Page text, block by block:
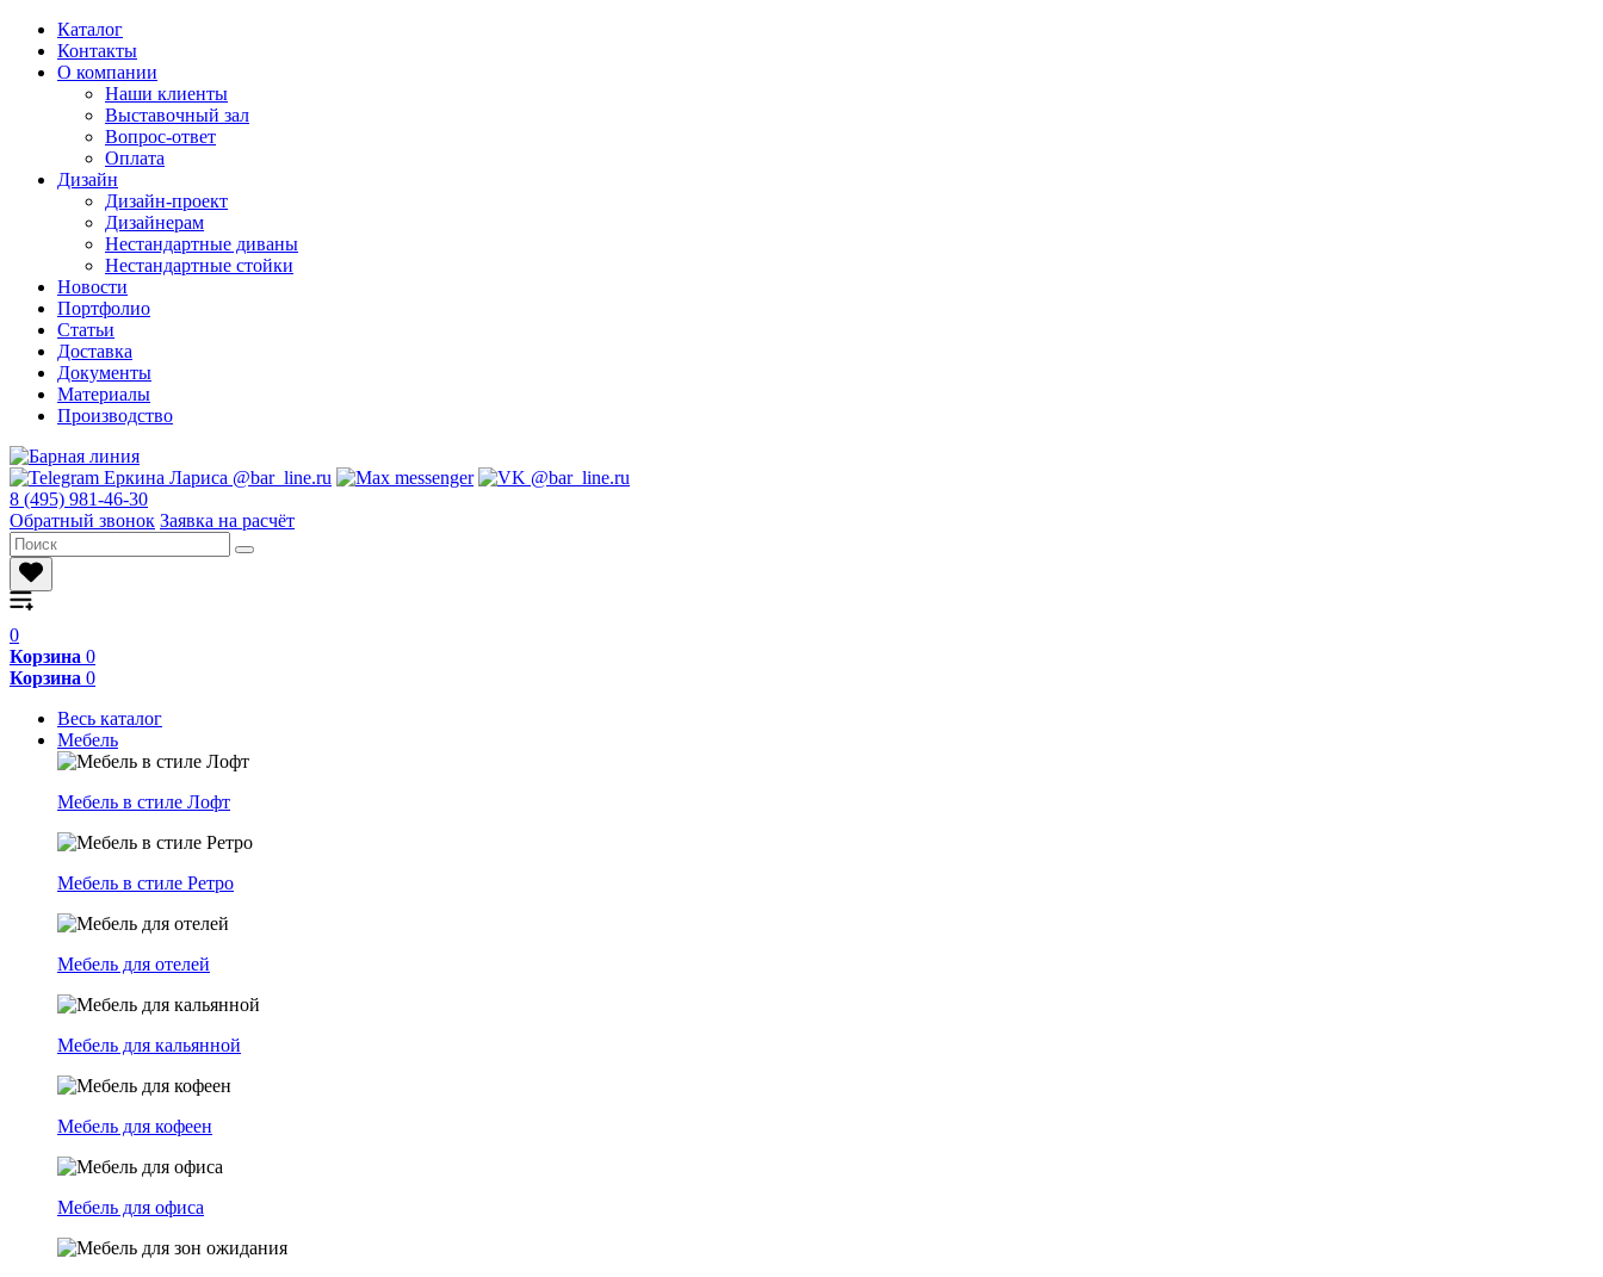
Каталог
Контакты
О компании
Наши клиенты
Выставочный зал
Вопрос-ответ
Оплата
Дизайн
Дизайн-проект
Дизайнерам
Нестандартные диваны
Нестандартные стойки
Новости
Портфолио
Статьи
Доставка
Документы
Материалы
Производство
8 (495) 981-46-30
Обратный звонок Заявка на расчёт
0
Корзина 0
Корзина 0
Весь каталог
Мебель
Мебель в стиле Лофт
Мебель в стиле Ретро
Мебель для отелей
Мебель для кальянной
Мебель для кофеен
Мебель для офиса